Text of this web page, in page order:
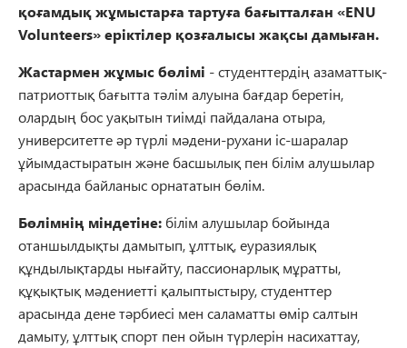
қоғамдық жұмыстарға тартуға бағытталған «ENU
Volunteers» еріктілер қозғалысы жақсы дамыған.
Жастармен жұмыс бөлімі - студенттердің азаматтық-
патриоттық бағытта тәлім алуына бағдар беретін,
олардың бос уақытын тиімді пайдалана отыра,
университетте әр түрлі мәдени-рухани іс-шаралар
ұйымдастыратын және басшылық пен білім алушылар
арасында байланыс орнататын бөлім.
Бөлімнің міндетіне: білім алушылар бойында
отаншылдықты дамытып, ұлттық, еуразиялық
құндылықтарды нығайту, пассионарлық мұратты,
құқықтық мәдениетті қалыптыстыру, студенттер
арасында дене тәрбиесі мен саламатты өмір салтын
дамыту, ұлттық спорт пен ойын түрлерін насихаттау,